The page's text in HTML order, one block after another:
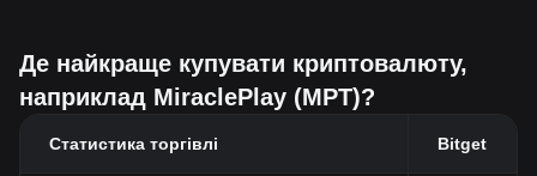
Де найкраще купувати криптовалюту,
наприклад MiraclePlay (MPT)?
Статистика торгівлі Bitget